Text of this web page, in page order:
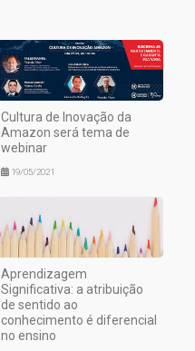
Cultura de Inovação da
Amazon será tema de
webinar
19/05/2021
Aprendizagem
Significativa: a atribuição
de sentido ao
conhecimento é diferencial
no ensino